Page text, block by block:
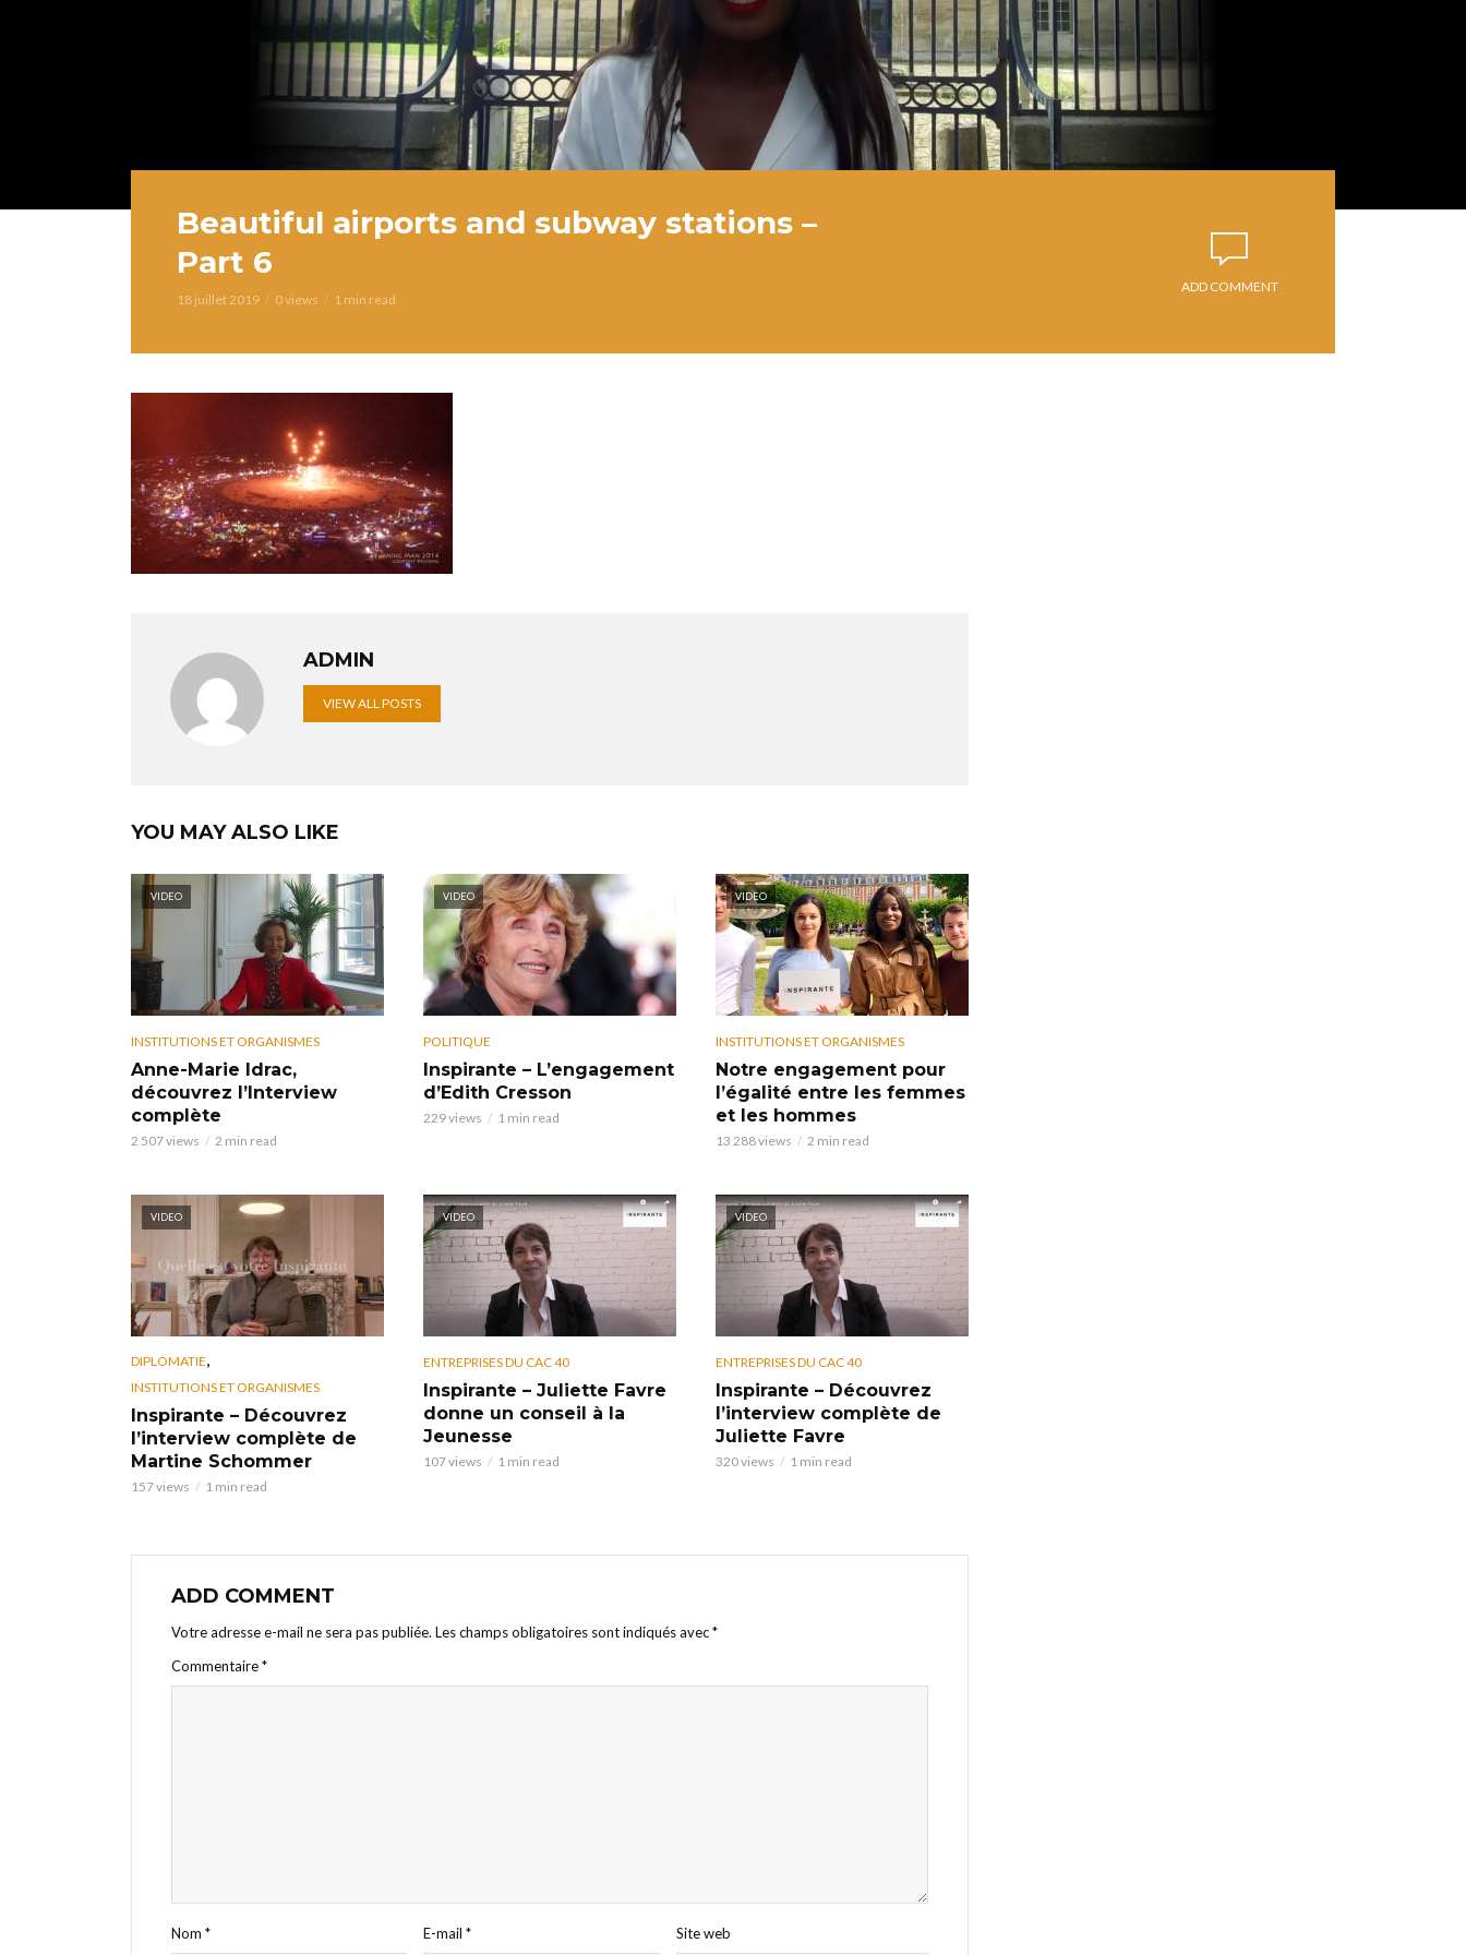
Beautiful airports and subway stations –
Part 6
18 juillet 2019 0 views 1 min read
ADD COMMENT
ADMIN
VIEW ALL POSTS
YOU MAY ALSO LIKE
VIDEO
INSTITUTIONS ET ORGANISMES
Anne-Marie Idrac,
découvrez l’Interview
complète
2 507 views 2 min read
VIDEO
POLITIQUE
Inspirante – L’engagement
d’Edith Cresson
229 views 1 min read
VIDEO
INSTITUTIONS ET ORGANISMES
Notre engagement pour
l’égalité entre les femmes
et les hommes
13 288 views 2 min read
VIDEO
DIPLOMATIE,
INSTITUTIONS ET ORGANISMES
Inspirante – Découvrez
l’interview complète de
Martine Schommer
157 views 1 min read
VIDEO
ENTREPRISES DU CAC 40
Inspirante – Juliette Favre
donne un conseil à la
Jeunesse
107 views 1 min read
VIDEO
ENTREPRISES DU CAC 40
Inspirante – Découvrez
l’interview complète de
Juliette Favre
320 views 1 min read
ADD COMMENT
Votre adresse e-mail ne sera pas publiée. Les champs obligatoires sont indiqués avec*
Commentaire*
Nom * E-mail* Site web